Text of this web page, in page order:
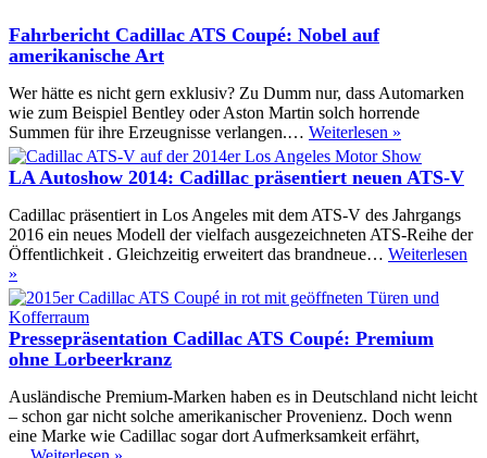
Fahrbericht Cadillac ATS Coupé: Nobel auf
amerikanische Art
Wer hätte es nicht gern exklusiv? Zu Dumm nur, dass Automarken
wie zum Beispiel Bentley oder Aston Martin solch horrende
Summen für ihre Erzeugnisse verlangen.… Weiterlesen »
Cadillac
ATS
Coupé:
Nobel
auf
Art
LA Autoshow 2014: Cadillac präsentiert neuen ATS-V
Cadillac präsentiert in Los Angeles mit dem ATS-V des Jahrgangs
2016 ein neues Modell der vielfach ausgezeichneten ATS-Reihe der
Öffentlichkeit . Gleichzeitig erweitert das brandneue… Weiterlesen
»
Autoshow
2014:
Cadillac
präsentiert
neuen
ATS-
V
Pressepräsentation Cadillac ATS Coupé: Premium
ohne Lorbeerkranz
Ausländische Premium-Marken haben es in Deutschland nicht leicht
– schon gar nicht solche amerikanischer Provenienz. Doch wenn
eine Marke wie Cadillac sogar dort Aufmerksamkeit erfährt,